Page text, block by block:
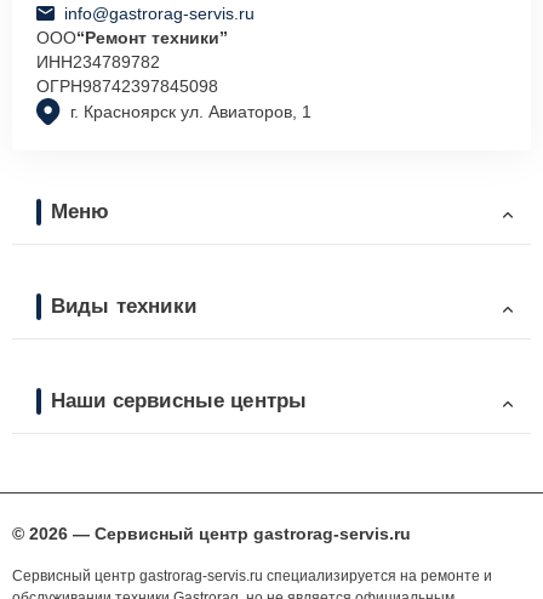
г. Красноярск ул. Авиаторов, 1
info@gastrorag-servis.ru
ООО“Ремонт техники”
ИНН234789782
ОГРН98742397845098
Меню
Виды техники
Наши сервисные центры
© 2026 — Сервисный центр gastrorag-servis.ru
Сервисный центр gastrorag-servis.ru специализируется на ремонте и